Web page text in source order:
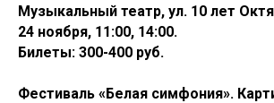
Музыкальный театр, ул. 10 лет
24 ноября, 11:00, 14:00.
Билеты: 300-400 руб.
Фестиваль «Белая симфония».